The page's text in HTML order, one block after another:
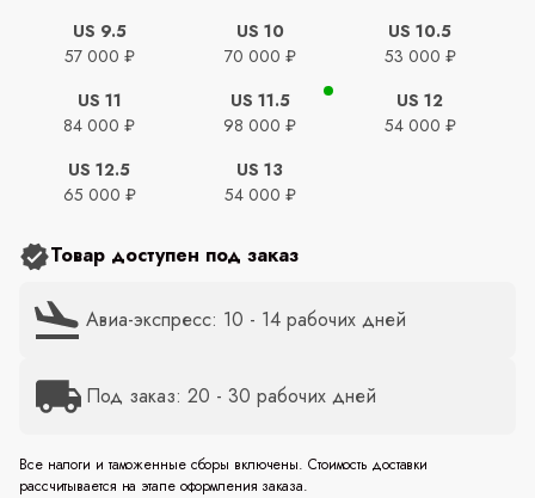
US 9.5
57 000 ₽
US 10
70 000 ₽
US 10.5
53 000 ₽
US 11
84 000 ₽
US 11.5
98 000 ₽
US 12
54 000 ₽
US 12.5
65 000 ₽
US 13
54 000 ₽
Товар доступен под заказ
Авиа-экспресс: 10 - 14 рабочих дней
Под заказ: 20 - 30 рабочих дней
Все налоги и таможенные сборы включены. Стоимость доставки
рассчитывается на этапе оформления заказа.